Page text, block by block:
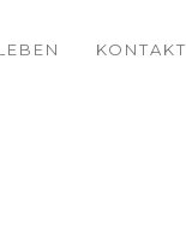
KONTAKT